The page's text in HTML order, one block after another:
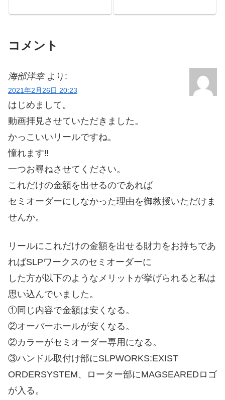
コメント
海部洋幸 より:
2021年2月26日 20:23
はじめまして。
動画拝見させていただきました。
かっこいいリールですね。
憧れます‼︎
一つお尋ねさせてください。
これだけの金額を出せるのであれば
セミオーダーにしなかった理由を御教授いただけま
せんか。
リールにこれだけの金額を出せる財力をお持ちであ
ればSLPワークスのセミオーダーに
した方が以下のようなメリットが挙げられると私は
思い込んでいました。
①同じ内容で金額は安くなる。
②オーバーホールが安くなる。
②カラーがセミオーダー専用になる。
③ハンドル取付け部にSLPWORKS:EXIST
ORDERSYSTEM、ローター部にMAGSEAREDロゴ
が入る。